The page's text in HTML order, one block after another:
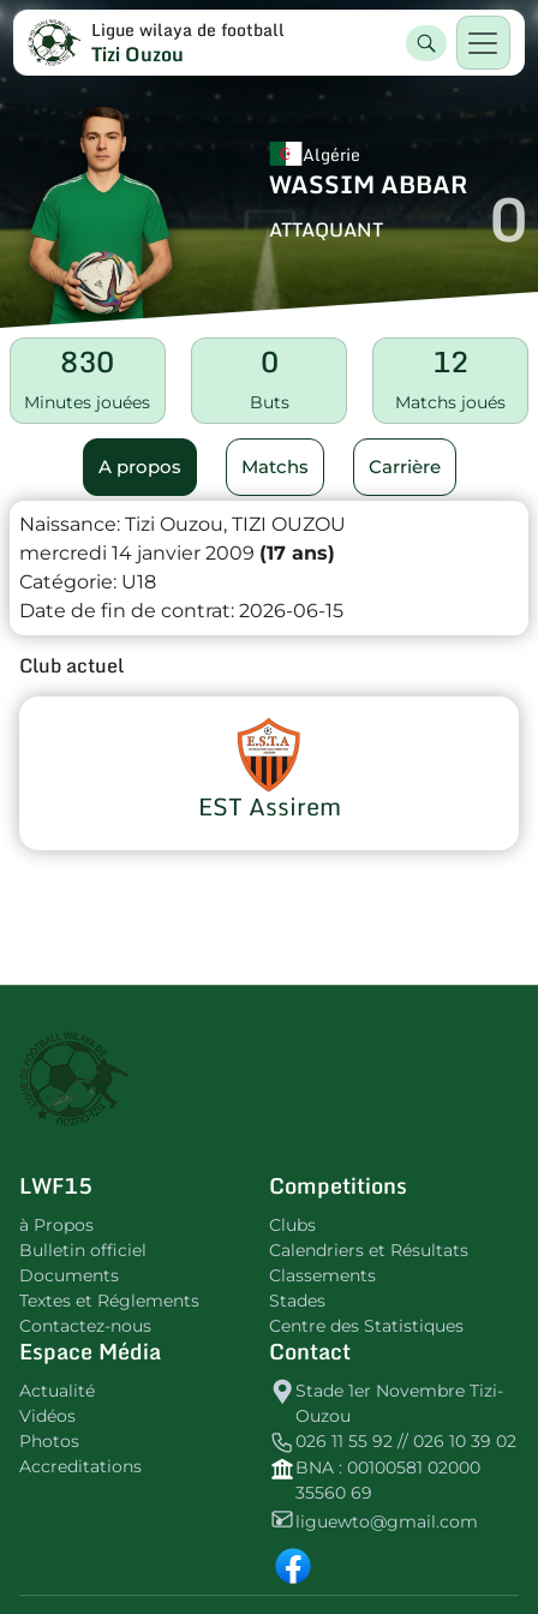
Ligue wilaya de football
Tizi Ouzou
Algérie
WASSIM ABBAR
ATTAQUANT 0
830
Minutes jouées
0
Buts
12
Matchs joués
A propos Matchs Carrière
Naissance: Tizi Ouzou, TIZI OUZOU
mercredi 14 janvier 2009 (17 ans)
Catégorie: U18
Date de fin de contrat: 2026-06-15
Club actuel
EST Assirem
LWF15
à Propos
Bulletin officiel
Documents
Textes et Réglements
Contactez-nous
Competitions
Clubs
Calendriers et Résultats
Classements
Stades
Centre des Statistiques
Espace Média
Actualité
Vidéos
Photos
Accreditations
Contact
Stade 1er Novembre Tizi-
Ouzou
026 11 55 92 // 026 10 39 02
BNA : 00100581 02000
35560 69
liguewto@gmail.com